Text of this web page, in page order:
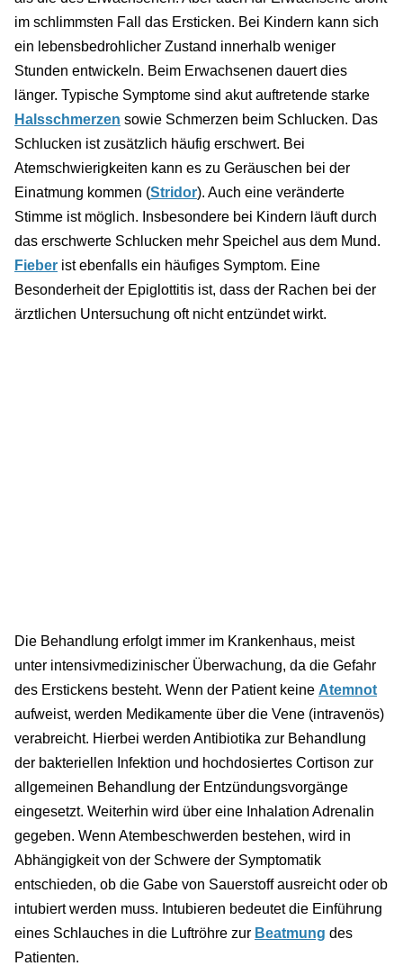
im schlimmsten Fall das Ersticken. Bei Kindern kann sich
ein lebensbedrohlicher Zustand innerhalb weniger
Stunden entwickeln. Beim Erwachsenen dauert dies
länger. Typische Symptome sind akut auftretende starke
Halsschmerzen sowie Schmerzen beim Schlucken. Das
Schlucken ist zusätzlich häufig erschwert. Bei
Atemschwierigkeiten kann es zu Geräuschen bei der
Einatmung kommen (Stridor). Auch eine veränderte
Stimme ist möglich. Insbesondere bei Kindern läuft durch
das erschwerte Schlucken mehr Speichel aus dem Mund.
Fieber ist ebenfalls ein häufiges Symptom. Eine
Besonderheit der Epiglottitis ist, dass der Rachen bei der
ärztlichen Untersuchung oft nicht entzündet wirkt.
Die Behandlung erfolgt immer im Krankenhaus, meist
unter intensivmedizinischer Überwachung, da die Gefahr
des Erstickens besteht. Wenn der Patient keine Atemnot
aufweist, werden Medikamente über die Vene (intravenös)
verabreicht. Hierbei werden Antibiotika zur Behandlung
der bakteriellen Infektion und hochdosiertes Cortison zur
allgemeinen Behandlung der Entzündungsvorgänge
eingesetzt. Weiterhin wird über eine Inhalation Adrenalin
gegeben. Wenn Atembeschwerden bestehen, wird in
Abhängigkeit von der Schwere der Symptomatik
entschieden, ob die Gabe von Sauerstoff ausreicht oder ob
intubiert werden muss. Intubieren bedeutet die Einführung
eines Schlauches in die Luftröhre zur Beatmung des
Patienten.